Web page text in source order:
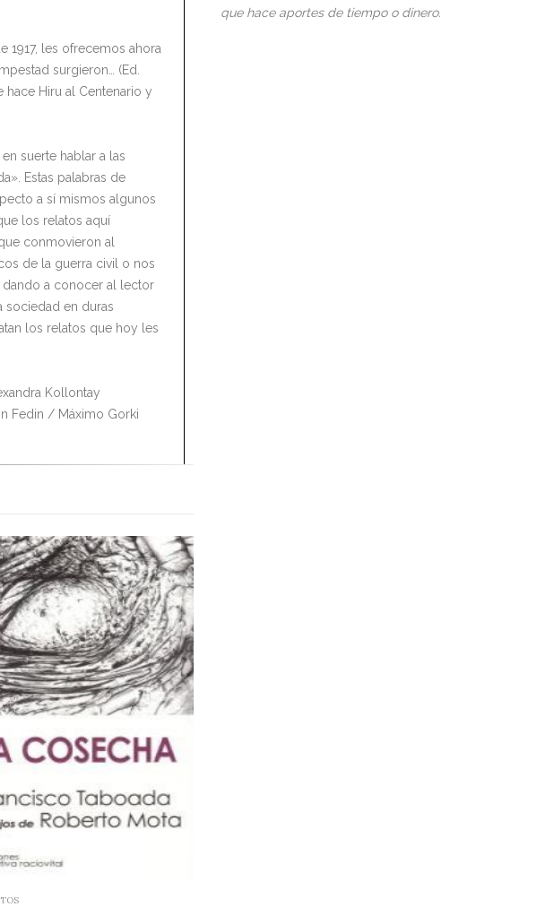
1917, les ofrecemos ahora
surgieron… (Ed.
hace Hiru al Centenario y
suerte hablar a las
Estas palabras de
a sí mismos algunos
los relatos aquí
conmovieron al
de la guerra civil o nos
a conocer al lector
sociedad en duras
los relatos que hoy les
Kollontay
Fedin / Máximo Gorki
que hace aportes de tiempo o dinero.